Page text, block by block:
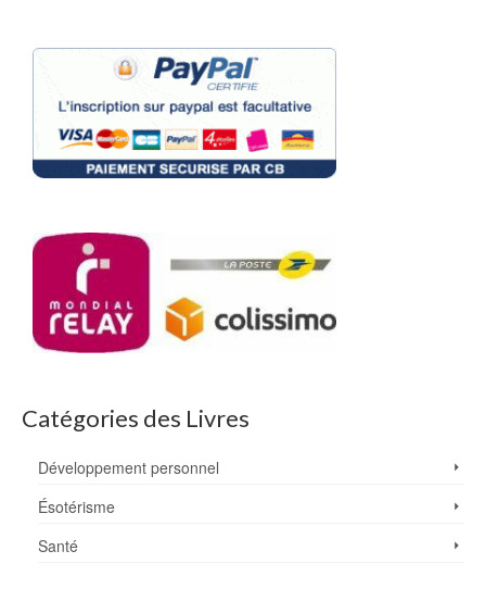
Catégories des Livres
Développement personnel
Ésotérisme
Santé